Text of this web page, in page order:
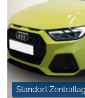
Standort